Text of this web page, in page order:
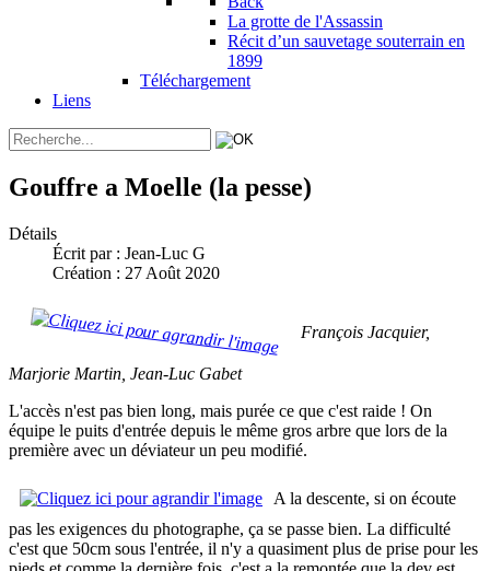
La grotte de l'Assassin
Récit d’un sauvetage souterrain en
1899
Téléchargement
Liens
Gouffre a Moelle (la pesse)
Détails
Écrit par : Jean-Luc G
Création : 27 Août 2020
François Jacquier,
Marjorie Martin, Jean-Luc Gabet
L'accès n'est pas bien long, mais purée ce que c'est raide ! On
équipe le puits d'entrée depuis le même gros arbre que lors de la
première avec un déviateur un peu modifié.
A la descente, si on écoute
pas les exigences du photographe, ça se passe bien. La difficulté
c'est que 50cm sous l'entrée, il n'y a quasiment plus de prise pour les